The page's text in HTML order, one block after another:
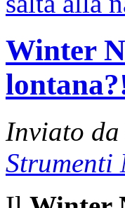
Winter
Inviato
Strumenti